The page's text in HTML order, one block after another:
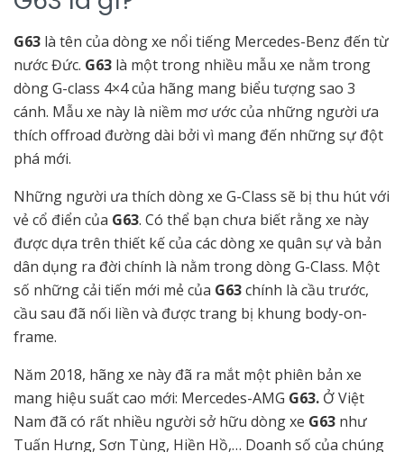
G63 là tên của dòng xe nổi tiếng Mercedes-Benz đến từ
nước Đức. G63 là một trong nhiều mẫu xe nằm trong
dòng G-class 4×4 của hãng mang biểu tượng sao 3
cánh. Mẫu xe này là niềm mơ ước của những người ưa
thích offroad đường dài bởi vì mang đến những sự đột
phá mới.
Những người ưa thích dòng xe G-Class sẽ bị thu hút với
vẻ cổ điển của G63. Có thể bạn chưa biết rằng xe này
được dựa trên thiết kế của các dòng xe quân sự và bản
dân dụng ra đời chính là nằm trong dòng G-Class. Một
số những cải tiến mới mẻ của G63chính là cầu trước,
cầu sau đã nối liền và được trang bị khung body-on-
frame.
Năm 2018, hãng xe này đã ra mắt một phiên bản xe
mang hiệu suất cao mới: Mercedes-AMG G63. Ở Việt
Nam đã có rất nhiều người sở hữu dòng xe G63 như
Tuấn Hưng, Sơn Tùng, Hiền Hồ,… Doanh số của chúng